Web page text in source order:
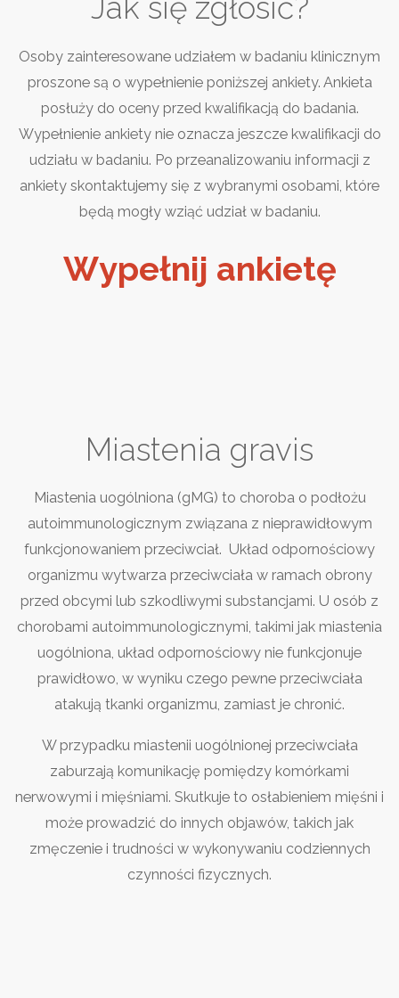
Jak się zgłosić?
Osoby zainteresowane udziałem w badaniu klinicznym
proszone są o wypełnienie poniższej ankiety. Ankieta
posłuży do oceny przed kwalifikacją do badania.
Wypełnienie ankiety nie oznacza jeszcze kwalifikacji do
udziału w badaniu. Po przeanalizowaniu informacji z
ankiety skontaktujemy się z wybranymi osobami, które
będą mogły wziąć udział w badaniu.
Wypełnij ankietę
Miastenia gravis
Miastenia uogólniona (gMG) to choroba o podłożu
autoimmunologicznym związana z nieprawidłowym
funkcjonowaniem przeciwciał. Układ odpornościowy
organizmu wytwarza przeciwciała w ramach obrony
przed obcymi lub szkodliwymi substancjami. U osób z
chorobami autoimmunologicznymi, takimi jak miastenia
uogólniona, układ odpornościowy nie funkcjonuje
prawidłowo, w wyniku czego pewne przeciwciała
atakują tkanki organizmu, zamiast je chronić.
W przypadku miastenii uogólnionej przeciwciała
zaburzają komunikację pomiędzy komórkami
nerwowymi i mięśniami. Skutkuje to osłabieniem mięśni i
może prowadzić do innych objawów, takich jak
zmęczenie i trudności w wykonywaniu codziennych
czynności fizycznych.